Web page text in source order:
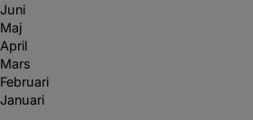
Juni
Maj
April
Mars
Februari
Januari